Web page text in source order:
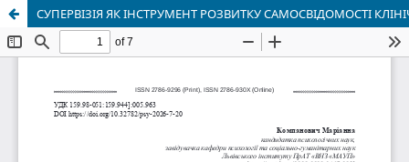
СУПЕРВІЗІЯ ЯК ІНСТРУМЕНТ РОЗВИТКУ САМОСВІДОМОСТІ